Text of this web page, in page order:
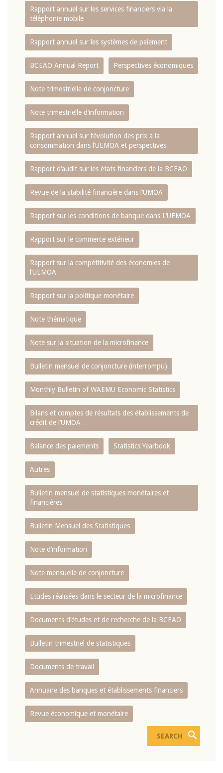
Rapport annuel sur les services financiers via la
téléphonie mobile
Rapport annuel sur les systèmes de paiement
BCEAO Annual Report Perspectives économiques
Note trimestrielle de conjoncture
Note trimestrielle d‘information
Rapport annuel sur l‘évolution des prix à la
consommation dans l‘UEMOA et perspectives
Rapport d‘audit sur les états financiers de la BCEAO
Revue de la stabilité financière dans l‘UMOA
Rapport sur les conditions de banque dans L‘UEMOA
Rapport sur le commerce extérieur
Rapport sur la compétitivité des économies de
l‘UEMOA
Rapport sur la politique monétaire
Note thématique
Note sur la situation de la microfinance
Bulletin mensuel de conjoncture (interrompu)
Monthly Bulletin of WAEMU Economic Statistics
Bilans et comptes de résultats des établissements de
crédit de l‘UMOA
Balance des paiements Statistics Yearbook
Autres
Bulletin mensuel de statistiques monétaires et
financières
Bulletin Mensuel des Statistiques
Note d’information
Note mensuelle de conjoncture
Etudes réalisées dans le secteur de la microfinance
Documents d’études et de recherche de la BCEAO
Bulletin trimestriel de statistiques
Documents de travail
Annuaire des banques et établissements financiers
Revue économique et monétaire